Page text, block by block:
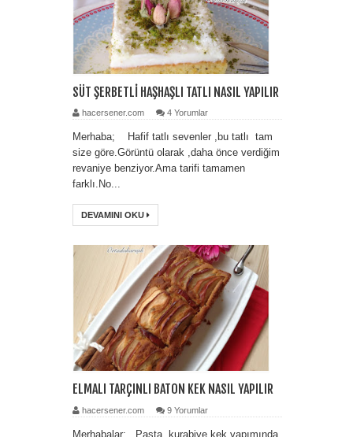
SÜT ŞERBETLİ HAŞHAŞLI TATLI NASIL YAPILIR
hacersener.com 4 Yorumlar
Merhaba; Hafif tatlı sevenler ,bu tatlı tam
size göre.Görüntü olarak ,daha önce verdiğim
revaniye benziyor.Ama tarifi tamamen
farklı.No...
DEVAMINI OKU
ELMALI TARÇINLI BATON KEK NASIL YAPILIR
hacersener.com 9 Yorumlar
Merhabalar; Pasta ,kurabiye,kek yapımında